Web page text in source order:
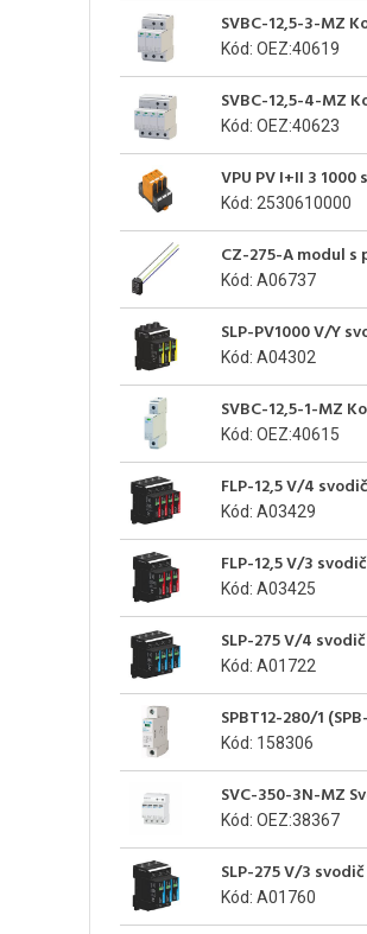
SVBC-12,5-3-MZ
Kód: OEZ:40619
SVBC-12,5-4-MZ
Kód: OEZ:40623
VPU PV I+II 3
Kód: 2530610000
CZ-275-A modul
Kód: A06737
SLP-PV1000 V/Y
Kód: A04302
SVBC-12,5-1-MZ
Kód: OEZ:40615
FLP-12,5 V/4
Kód: A03429
FLP-12,5 V/3
Kód: A03425
SLP-275 V/4
Kód: A01722
SPBT12-280/1
Kód: 158306
SVC-350-3N-MZ
Kód: OEZ:38367
SLP-275 V/3
Kód: A01760